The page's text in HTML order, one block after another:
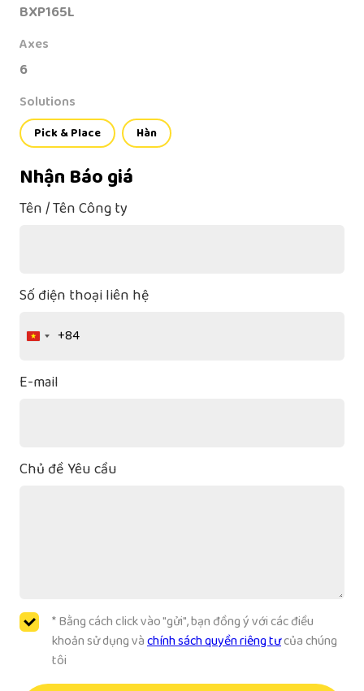
BXP165L
Axes
6
Solutions
Pick & Place Hàn
Nhận Báo giá
Tên / Tên Công ty
Số điện thoại liên hệ
Vietnam
+84
E-mail
Chủ đề Yêu cầu
* Bằng cách click vào "gửi", bạn đồng ý với các điều
khoản sử dụng vàchính sách quyền riêng tưcủa chúng
tôi